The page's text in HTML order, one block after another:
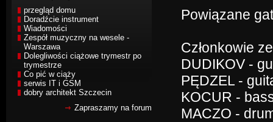
przegląd domu
Doradźcie instrument
Wiadomości
Zespół muzyczny na wesele -
Warszawa
Dolegliwości ciążowe trymestr po
trymestrze
Co pić w ciąży
serwis IT i GSM
dobry architekt Szczecin
Zapraszamy na forum
Powiązane
Członkowie
DUDIKOV -
PĘDZEL -
KOCUR -
MACZO -